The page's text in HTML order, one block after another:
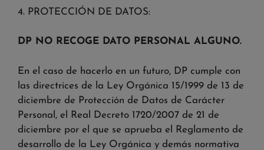
4. PROTECCIÓN DE DATOS:
DP NO RECOGE DATO PERSONAL ALGUNO.
En el caso de hacerlo en un futuro, DP cumple con
las directrices de la Ley Orgánica 15/1999 de 13 de
diciembre de Protección de Datos de Carácter
Personal, el Real Decreto 1720/2007 de 21 de
diciembre por el que se aprueba el Reglamento de
desarrollo de la Ley Orgánica y demás normativa